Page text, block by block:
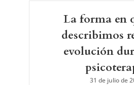
La forma en
describimos
evolución
31 de julio de